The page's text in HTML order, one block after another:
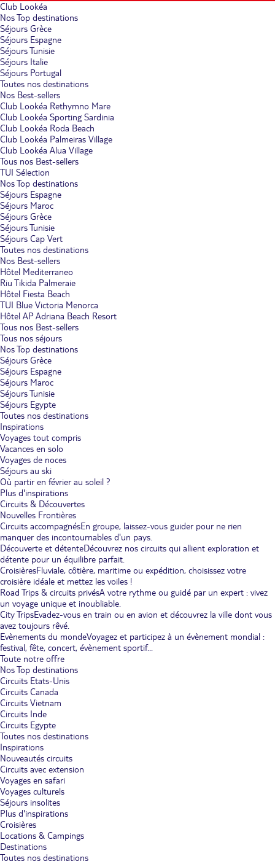
Club Lookéa
Nos Top destinations
Séjours Grèce
Séjours Espagne
Séjours Tunisie
Séjours Italie
Séjours Portugal
Toutes nos destinations
Nos Best-sellers
Club Lookéa Rethymno Mare
Club Lookéa Sporting Sardinia
Club Lookéa Roda Beach
Club Lookéa Palmeiras Village
Club Lookéa Alua Village
Tous nos Best-sellers
TUI Sélection
Nos Top destinations
Séjours Espagne
Séjours Maroc
Séjours Grèce
Séjours Tunisie
Séjours Cap Vert
Toutes nos destinations
Nos Best-sellers
Hôtel Mediterraneo
Riu Tikida Palmeraie
Hôtel Fiesta Beach
TUI Blue Victoria Menorca
Hôtel AP Adriana Beach Resort
Tous nos Best-sellers
Tous nos séjours
Nos Top destinations
Séjours Grèce
Séjours Espagne
Séjours Maroc
Séjours Tunisie
Séjours Egypte
Toutes nos destinations
Inspirations
Voyages tout compris
Vacances en solo
Voyages de noces
Séjours au ski
Où partir en février au soleil ?
Plus d'inspirations
Circuits & Découvertes
Nouvelles Frontières
Circuits accompagnésEn groupe, laissez-vous guider pour ne rien
manquer des incontournables d'un pays.
Découverte et détenteDécouvrez nos circuits qui allient exploration et
détente pour un équilibre parfait.
CroisièresFluviale, côtière, maritime ou expédition, choisissez votre
croisière idéale et mettez les voiles !
Road Trips & circuits privésA votre rythme ou guidé par un expert : vivez
un voyage unique et inoubliable.
City TripsEvadez-vous en train ou en avion et découvrez la ville dont vous
avez toujours rêvé.
Evènements du mondeVoyagez et participez à un évènement mondial :
festival, fête, concert, évènement sportif...
Toute notre offre
Nos Top destinations
Circuits Etats-Unis
Circuits Canada
Circuits Vietnam
Circuits Inde
Circuits Egypte
Toutes nos destinations
Inspirations
Nouveautés circuits
Circuits avec extension
Voyages en safari
Voyages culturels
Séjours insolites
Plus d'inspirations
Croisières
Locations & Campings
Destinations
Toutes nos destinations